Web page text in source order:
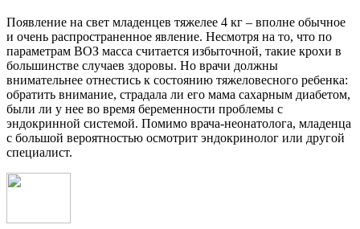
Появление на свет младенцев тяжелее 4 кг – вполне обычное
и очень распространенное явление. Несмотря на то, что по
параметрам ВОЗ масса считается избыточной, такие крохи в
большинстве случаев здоровы. Но врачи должны
внимательнее отнестись к состоянию тяжеловесного ребенка:
обратить внимание, страдала ли его мама сахарным диабетом,
были ли у нее во время беременности проблемы с
эндокринной системой. Помимо врача-неонатолога, младенца
с большой вероятностью осмотрит эндокринолог или другой
специалист.